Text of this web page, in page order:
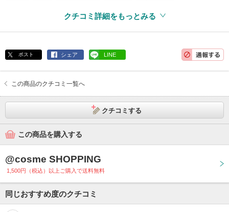
ヒアルロン酸
クチコミ詳細をもっとみる
ポスト シェア LINE
この商品のクチコミ一覧へ
クチコミする
この商品を購入する
@cosme SHOPPING
1,500円（税込）以上ご購入で送料無料
同じおすすめ度のクチコミ